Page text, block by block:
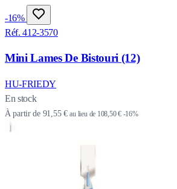
-16%
Réf. 412-3570
Mini Lames De Bistouri (12)
HU-FRIEDY
En stock
À partir de 91,55 € au lieu de 108,50 € -16%